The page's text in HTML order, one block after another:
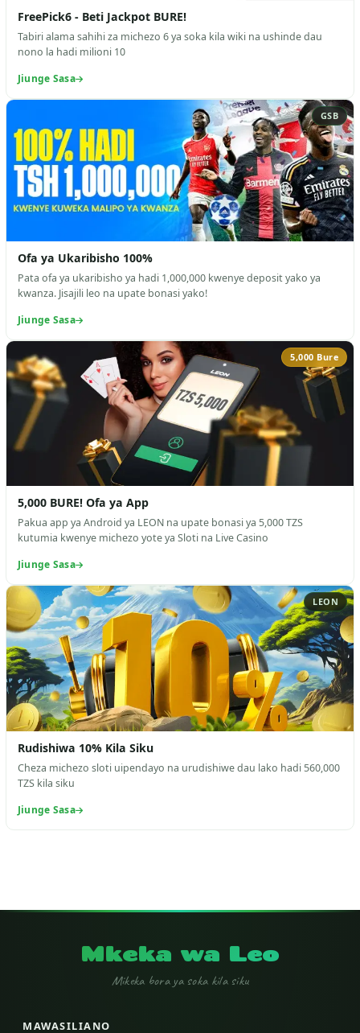
FreePick6 - Beti Jackpot BURE!
Tabiri alama sahihi za michezo 6 ya soka kila wiki na ushinde dau
nono la hadi milioni 10
Jiunge Sasa
GSB
Ofa ya Ukaribisho 100%
Pata ofa ya ukaribisho ya hadi 1,000,000 kwenye deposit yako ya
kwanza. Jisajili leo na upate bonasi yako!
Jiunge Sasa
5,000 Bure
5,000 BURE! Ofa ya App
Pakua app ya Android ya LEON na upate bonasi ya 5,000 TZS
kutumia kwenye michezo yote ya Sloti na Live Casino
Jiunge Sasa
LEON
Rudishiwa 10% Kila Siku
Cheza michezo sloti uipendayo na urudishiwe dau lako hadi 560,000
TZS kila siku
Jiunge Sasa
Mkeka wa Leo
Mikeka bora ya soka kila siku
MAWASILIANO